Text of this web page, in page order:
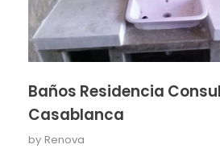
Baños Residencia
Casablanca
by Renova